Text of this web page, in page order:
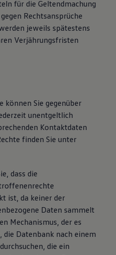
für die Geltendmachung
Rechtsansprüche
jeweils spätestens
Verjährungsfristen
können Sie gegenüber
unentgeltlich
Kontaktdaten
finden Sie unter
dass die
ist, da keiner der
Daten sammelt
Mechanismus, der es
Datenbank nach einem
die ein